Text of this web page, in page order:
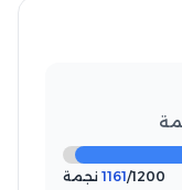
1161/1200 نجمة